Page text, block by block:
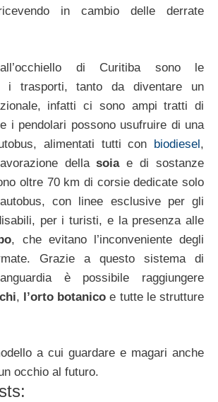
in cambio delle derrate
di Curitiba sono le
i trasporti, tanto da diventare un
infatti ci sono ampi tratti di
e i pendolari possono usufruire di una
alimentati tutti con biodiesel,
dellasoiae di sostanze
oltre 70 km di corsie dedicate solo
con linee esclusive per gli
per i turisti, e la presenza alle
, che evitano l’inconveniente degli
Grazie a questo sistema di
è possibile raggiungere
, l’orto botanicoe tutte le strutture
a cui guardare e magari anche
occhio al futuro.